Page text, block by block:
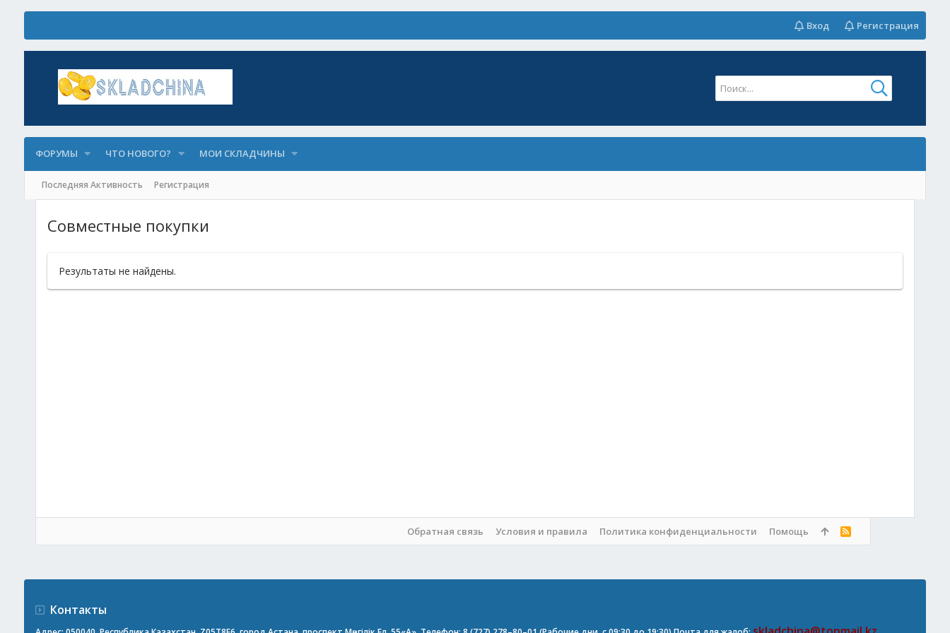
Вход Регистрация
ФОРУМЫ ЧТО НОВОГО? МОИ СКЛАДЧИНЫ
Последняя Активность Регистрация
Совместные покупки
Результаты не найдены.
Обратная связь Условия и правила Политика конфиденциальности Помощь
R
Контакты